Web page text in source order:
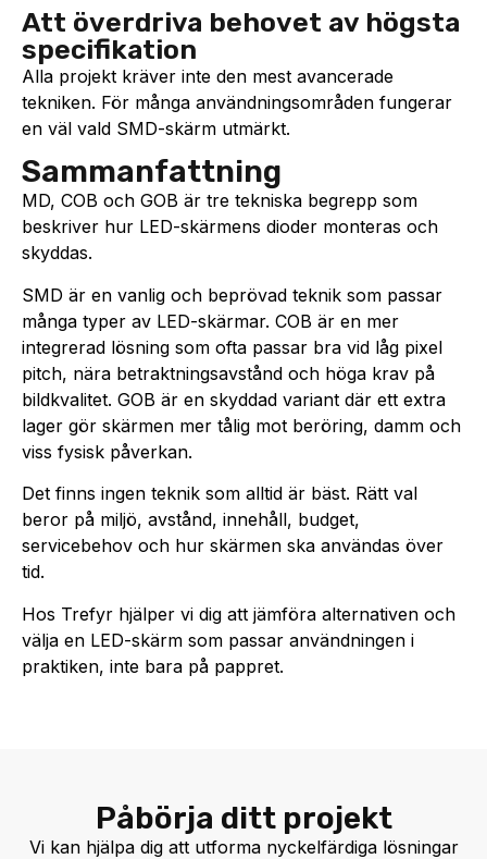
Att överdriva behovet av högsta
specifikation
Alla projekt kräver inte den mest avancerade
tekniken. För många användningsområden fungerar
en väl vald SMD-skärm utmärkt.
Sammanfattning
MD, COB och GOB är tre tekniska begrepp som
beskriver hur LED-skärmens dioder monteras och
skyddas.
SMD är en vanlig och beprövad teknik som passar
många typer av LED-skärmar. COB är en mer
integrerad lösning som ofta passar bra vid låg pixel
pitch, nära betraktningsavstånd och höga krav på
bildkvalitet. GOB är en skyddad variant där ett extra
lager gör skärmen mer tålig mot beröring, damm och
viss fysisk påverkan.
Det finns ingen teknik som alltid är bäst. Rätt val
beror på miljö, avstånd, innehåll, budget,
servicebehov och hur skärmen ska användas över
tid.
Hos Trefyr hjälper vi dig att jämföra alternativen och
välja en LED-skärm som passar användningen i
praktiken, inte bara på pappret.
Påbörja ditt projekt
Vi kan hjälpa dig att utforma nyckelfärdiga lösningar